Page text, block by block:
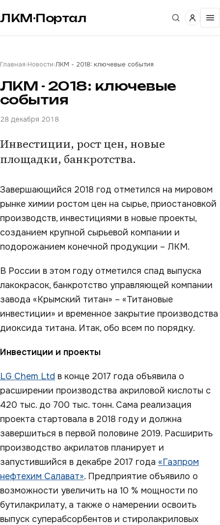
ЛКМ·Портал
Главная›Новости›ЛКМ - 2018: ключевые события
ЛКМ - 2018: ключевые
события
28 декабря 2018
Инвестиции, рост цен, новые
площадки, банкротства.
Завершающийся 2018 год отметился на мировом
рынке химии ростом цен на сырье, приостановкой
производств, инвестициями в новые проекты,
созданием крупной сырьевой компании и
подорожанием конечной продукции – ЛКМ.
В России в этом году отметился спад выпуска
лакокрасок, банкротство управляющей компании
завода «Крымский титан» – «Титановые
инвестиции» и временное закрытие производства
диоксида титана. Итак, обо всем по порядку.
Инвестиции и проекты
LG Chem Ltd в конце 2017 года объявила о
расширении производства акриловой кислоты с
420 тыс. до 700 тыс. тонн. Сама реализация
проекта стартовала в 2018 году и должна
завершиться в первой половине 2019. Расширить
производство акрилатов планирует и
запустившийся в декабре 2017 года «Газпром
нефтехим Салават». Предприятие объявило о
возможности увеличить на 10 % мощности по
бутилакрилату, а также о намерении освоить
выпуск суперабсорбентов и стиролакриловых